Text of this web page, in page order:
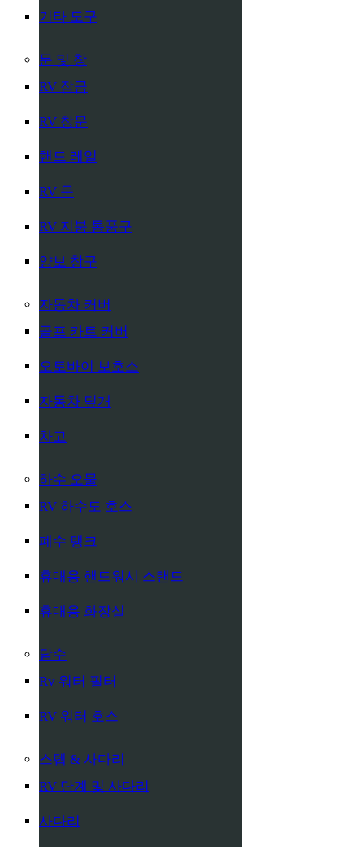
기타 도구
문 및 창
RV 잠금
RV 창문
핸드 레일
RV 문
RV 지붕 통풍구
양보 창구
자동차 커버
골프 카트 커버
오토바이 보호소
자동차 덮개
차고
하수 오물
RV 하수도 호스
폐수 탱크
휴대용 핸드워시 스탠드
휴대용 화장실
담수
Rv 워터 필터
RV 워터 호스
스텝 & 사다리
RV 단계 및 사다리
사다리